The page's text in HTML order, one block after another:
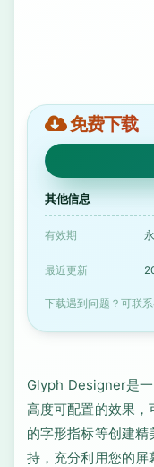
免费下载
其他信息
有效期
最近更新
下载遇到问题？可联
Glyph Designer是
高度可配置的效果，
的字形指标等创建
持，充分利用您的屏